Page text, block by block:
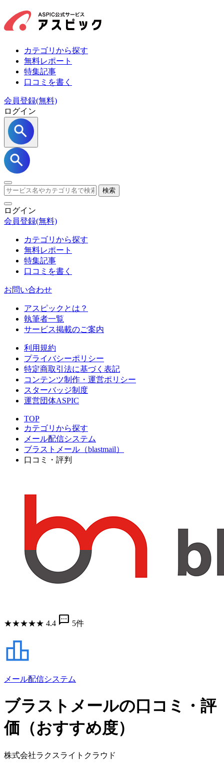
カテゴリから探す
無料レポート
特集記事
口コミを書く
会員登録(無料)
ログイン
検索
ログイン
会員登録(無料)
カテゴリから探す
無料レポート
特集記事
口コミを書く
お問い合わせ
アスピックとは？
執筆者一覧
サービス掲載のご案内
利用規約
プライバシーポリシー
特定商取引法に基づく表記
コンテンツ制作・運営ポリシー
スターバッジ制度
運営団体ASPIC
TOP
カテゴリから探す
メール配信システム
ブラストメール（blastmail）
口コミ・評判
★★★★★ 4.4 sms 5件
メール配信システム
ブラストメールの口コミ・評
価（おすすめ度）
株式会社ラクスライトクラウド